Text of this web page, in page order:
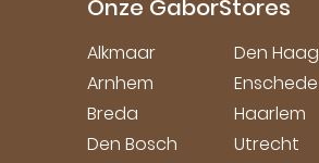
Onze GaborStores
Alkmaar
Arnhem
Breda
Den Bosch
Den Haag
Enschede
Haarlem
Utrecht